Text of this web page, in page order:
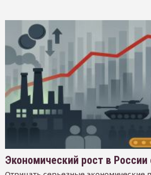
Экономический рост в России